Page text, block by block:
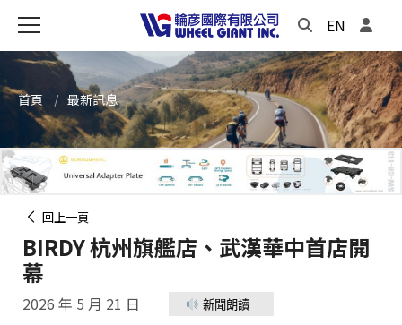
EN
首頁 最新訊息
回上一頁
BIRDY 杭州旗艦店、武漢華中首店開
幕
2026 年 5 月 21 日 新聞朗讀